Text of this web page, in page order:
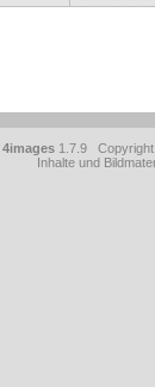
4images 1.7.9
Inhalte und